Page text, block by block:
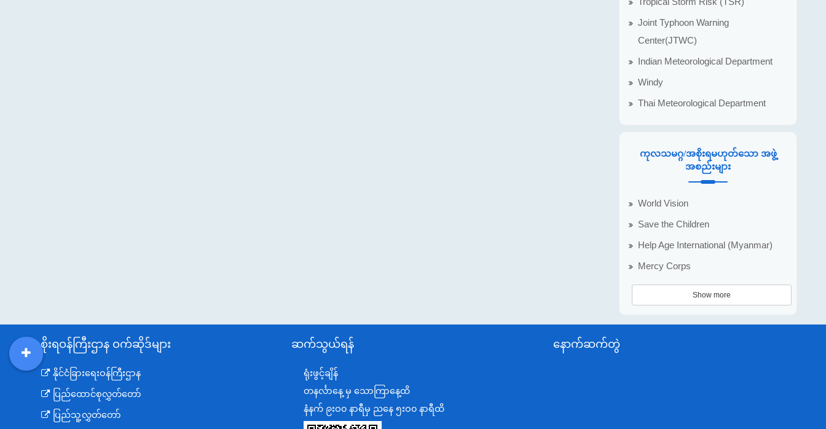
Joint Typhoon Warning
Center(JTWC)
Indian Meteorological Department
Windy
Thai Meteorological Department
ကုလသမဂ္ဂ/အစိုးရမဟုတ်သော အဖွဲ့
အစည်းများ
World Vision
Save the Children
Help Age International (Myanmar)
Mercy Corps
Show more
အစိုးရဝန်ကြီးဌာန ဝက်ဆိုဒ်များ
နိုင်ငံခြားရေးဝန်ကြီးဌာန
ပြည်ထောင်စုလွှတ်တော်
ပြည်သူ့လွှတ်တော်
ဆက်သွယ်ရန်
ရုံးဖွင့်ချိန်
တနင်္လာနေ့ မှ သောကြာနေ့ထိ
နံနက် ၉းဝ၀ နာရီမှ ညနေ ၅းဝ၀ နာရီထိ
နောက်ဆက်တွဲ
DDM